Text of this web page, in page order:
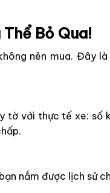
Bỏ Qua!
nên mua. Đây
với thực tế xe: số
nắm được lịch sử